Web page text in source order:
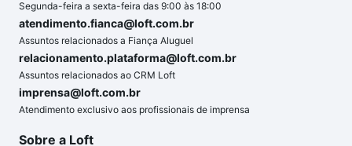
Segunda-feira a sexta-feira das 9:00 às 18:00
atendimento.fianca@loft.com.br
Assuntos relacionados a Fiança Aluguel
relacionamento.plataforma@loft.com.br
Assuntos relacionados ao CRM Loft
imprensa@loft.com.br
Atendimento exclusivo aos profissionais de imprensa
Sobre a Loft